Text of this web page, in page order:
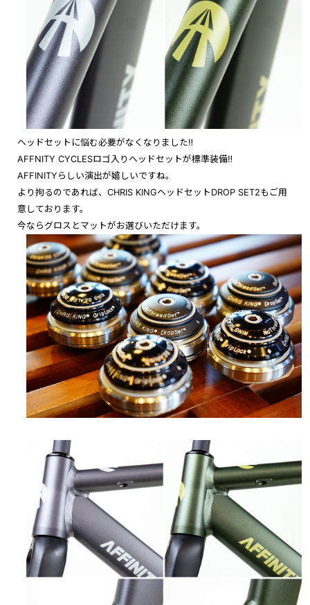
ヘッドセットに悩む必要がなくなりました‼
AFFNITY CYCLESロゴ入りヘッドセットが標準装備‼
AFFINITYらしい演出が嬉しいですね。
より拘るのであれば、CHRIS KINGヘッドセットDROP SET2もご用
意しております。
今ならグロスとマットがお選びいただけます。